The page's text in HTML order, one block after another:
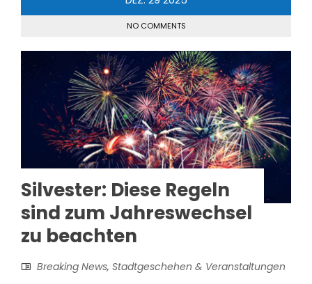
NO COMMENTS
Silvester: Diese Regeln
sind zum Jahreswechsel
zu beachten
Breaking News, Stadtgeschehen & Veranstaltungen